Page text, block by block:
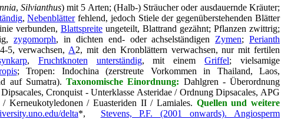
, Silvianthus) mit 5 Arten; (Halb-) Sträucher oder ausdauernde Kräuter;
,Nebenblätterfehlend, jedoch Stiele der gegenüberstehenden Blätter
verbunden, Blattspreite ungeteilt, Blattrand gezähnt; Pflanzen zwittrig;
zygomorph, in dichten end- oder achselständigen Zymen;Perianth
4-5, verwachsen, A2, mit den Kronblättern verwachsen, nur mit fertilen
, Fruchtknoten unterständig, mit einemGriffel; vielsamige
; Tropen: Indochina (zerstreute Vorkommen in Thailand, Laos,
auf Sumatra).Taxonomische Einordnung: Dahlgren - Überordnung
Cronquist - Unterklasse Asteridae / Ordnung Dipsacales, APG
/ Kerneukotyledonen / Euasteriden II / Lamiales. Quellen und weitere
delta*, Stevens, P.F. (2001 onwards). Angiosperm